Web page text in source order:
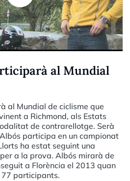
al Mundial
al Mundial de ciclisme que
a Richmond, als Estats
de contrarellotge. Serà
participa en un campionat
ha estat seguint una
a la prova. Albós mirarà de
a Florència el 2013 quan
participants.